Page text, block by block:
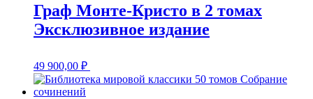
Граф Монте-Кристо в 2 томах
Эксклюзивное издание
49 900,00 ₽